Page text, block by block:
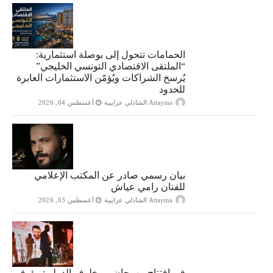
الحمامات تتحول إلى بوصلة استثمارية:
“الملتقى الاقتصادي التونسي الخليجي”
يُرسخ الشراكات ويُؤمّن الاستثمارات العابرة
للحدود
Attayma الشاذلي عرايبية أغسطس 04, 2026
بيان رسمي صادر عن المكتب الإعلامي
للفنان رامي عياش
Attayma الشاذلي عرايبية أغسطس 03, 2026